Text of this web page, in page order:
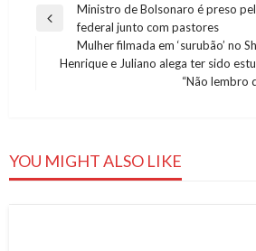
Navegação
Post
Previous
Ministro de Bolsonaro é preso
federal junto com pastores
Next
Mulher filmada em ‘surubão’ no
Henrique e Juliano alega ter sido
“Não lembro
YOU MIGHT ALSO LIKE